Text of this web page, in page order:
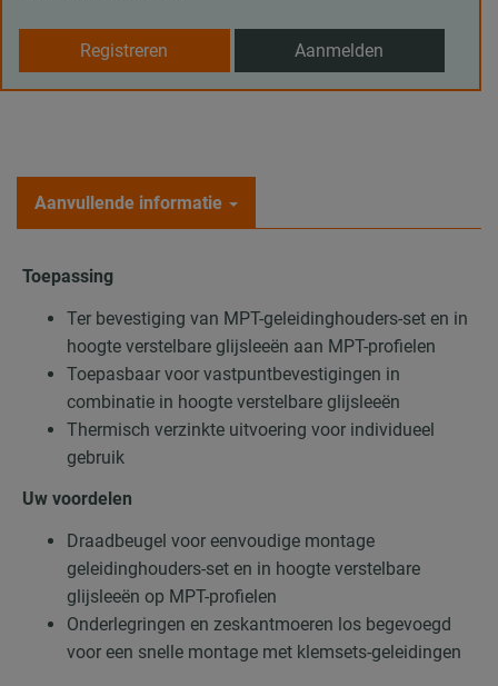
Registreren Aanmelden
Aanvullende informatie
Toepassing
Ter bevestiging van MPT-geleidinghouders-set en in
hoogte verstelbare glijsleeën aan MPT-profielen
Toepasbaar voor vastpuntbevestigingen in
combinatie in hoogte verstelbare glijsleeën
Thermisch verzinkte uitvoering voor individueel
gebruik
Uw voordelen
Draadbeugel voor eenvoudige montage
geleidinghouders-set en in hoogte verstelbare
glijsleeën op MPT-profielen
Onderlegringen en zeskantmoeren los begevoegd
voor een snelle montage met klemsets-geleidingen